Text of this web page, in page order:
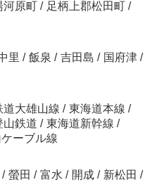
河原町 / 足柄上郡松田町 /
里 / 飯泉 / 吉田島 / 国府津 /
道大雄山線 / 東海道本線 /
山鉄道 / 東海道新幹線 /
ーブル線
/ 螢田 / 富水 / 開成 / 新松田 /